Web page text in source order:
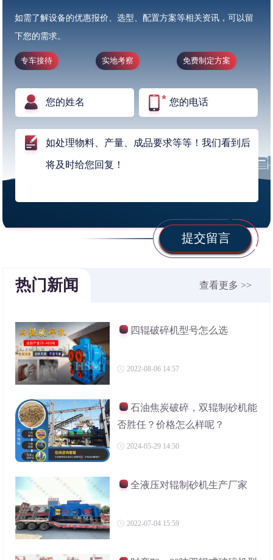
如需了解设备的优惠报价、选型、配置方案等相关资讯，可以留
下您的需求。
专车接待 实地考察 免费制定方案
提交留言
热门新闻 查看更多 >>
四辊破碎机型号怎么选
2022-08-06 14:57
石油焦炭破碎，双辊制砂机能
否胜任？价格怎么样呢？
2024-05-29 14:50
全液压对辊制砂机生产厂家
2022-07-04 15:59